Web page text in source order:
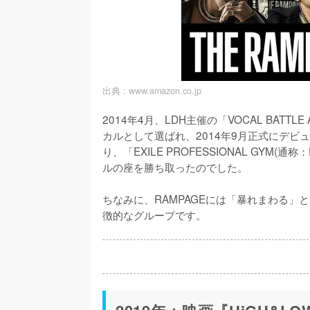
出典 : www.amazon.co.jp
2014年4月、LDH主催の「VOCAL
カルとして選ばれ、2014年9月正式にデビ
り、「EXILE PROFESSIONAL GYM(通称
ルの座を勝ち取ったのでした。
ちなみに、RAMPAGEには「暴れまわる」
徴的なグループです。